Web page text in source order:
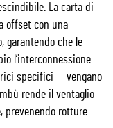
La carta di
offset con una
garantendo che le
l’interconnessione
specifici — vengano
rende il ventaglio
prevenendo rotture